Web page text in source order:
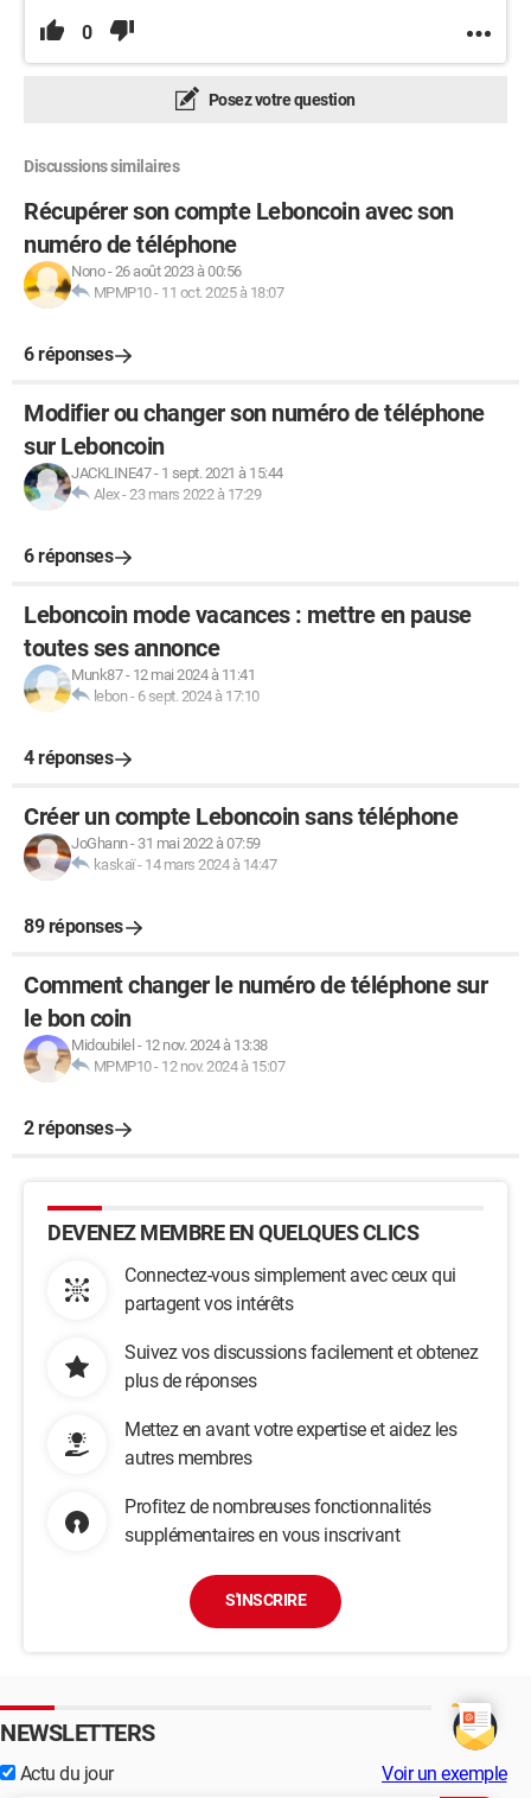
0
Posez votre question
Discussions similaires
Récupérer son compte Leboncoin avec son
numéro de téléphone
Nono-26 août 2023 à 00:56
MPMP10- 11 oct. 2025 à 18:07
6 réponses
Modifier ou changer son numéro de téléphone
sur Leboncoin
JACKLINE47- 1 sept. 2021 à 15:44
Alex-23 mars 2022 à 17:29
6 réponses
Leboncoin mode vacances : mettre en pause
toutes ses annonce
Munk87- 12 mai 2024 à 11:41
lebon- 6 sept. 2024 à 17:10
4 réponses
Créer un compte Leboncoin sans téléphone
JoGhann- 31 mai 2022 à 07:59
kaskaï- 14 mars 2024 à 14:47
89 réponses
Comment changer le numéro de téléphone sur
le bon coin
Midoubilel - 12 nov. 2024 à 13:38
MPMP10- 12 nov. 2024 à 15:07
2 réponses
DEVENEZ MEMBRE EN QUELQUES CLICS
Connectez-vous simplement avec ceux qui
partagent vos intérêts
Suivez vos discussions facilement et obtenez
plus de réponses
Mettez en avant votre expertise et aidez les
autres membres
Profitez de nombreuses fonctionnalités
supplémentaires en vous inscrivant
S'INSCRIRE
NEWSLETTERS
Actu du jour Voir un exemple